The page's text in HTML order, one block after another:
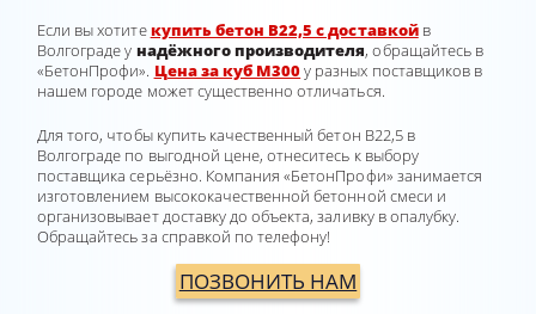
Если вы хотитекупить бетон В22,5 с доставкойв
Волгограде у надёжного производителя, обращайтесь в
«БетонПрофи». Цена за куб М300у разных поставщиков в
нашем городе может существенно отличаться.
Для того, чтобы купить качественный бетон В22,5 в
Волгограде по выгодной цене, отнеситесь к выбору
поставщика серьёзно. Компания «БетонПрофи» занимается
изготовлением высококачественной бетонной смеси и
организовывает доставку до объекта, заливку в опалубку.
Обращайтесь за справкой по телефону!
ПОЗВОНИТЬ НАМ